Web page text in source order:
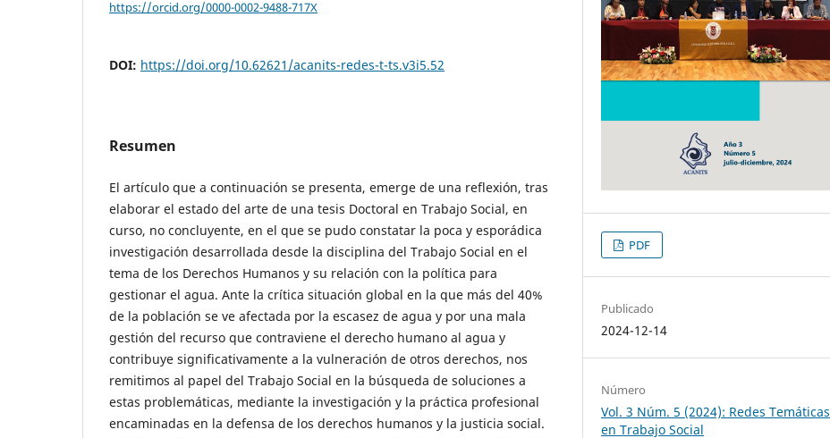
https://orcid.org/0000-0002-9488-717X
DOI: https://doi.org/10.62621/acanits-redes-t-ts.v3i5.52
Resumen
El artículo que a continuación se presenta, emerge de una reflexión, tras
elaborar el estado del arte de una tesis Doctoral en Trabajo Social, en
curso, no concluyente, en el que se pudo constatar la poca y esporádica
investigación desarrollada desde la disciplina del Trabajo Social en el
tema de los Derechos Humanos y su relación con la política para
gestionar el agua. Ante la crítica situación global en la que más del 40%
de la población se ve afectada por la escasez de agua y por una mala
gestión del recurso que contraviene el derecho humano al agua y
contribuye significativamente a la vulneración de otros derechos, nos
remitimos al papel del Trabajo Social en la búsqueda de soluciones a
estas problemáticas, mediante la investigación y la práctica profesional
encaminadas en la defensa de los derechos humanos y la justicia social.
PDF
Publicado
2024-12-14
Número
Vol. 3 Núm. 5 (2024): Redes Temáticas
en Trabajo Social